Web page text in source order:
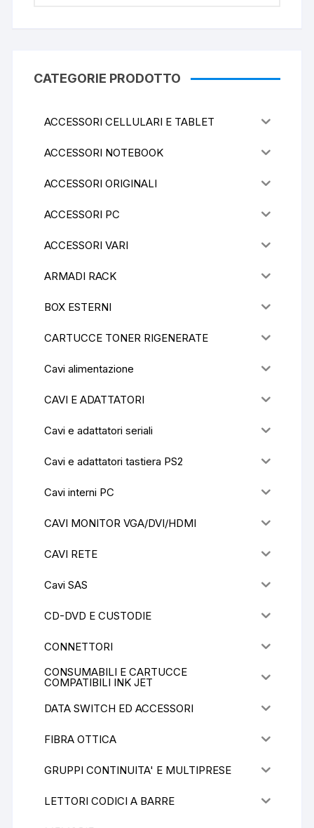
CATEGORIE PRODOTTO
ACCESSORI CELLULARI E TABLET
ACCESSORI NOTEBOOK
ACCESSORI ORIGINALI
ACCESSORI PC
ACCESSORI VARI
ARMADI RACK
BOX ESTERNI
CARTUCCE TONER RIGENERATE
Cavi alimentazione
CAVI E ADATTATORI
Cavi e adattatori seriali
Cavi e adattatori tastiera PS2
Cavi interni PC
CAVI MONITOR VGA/DVI/HDMI
CAVI RETE
Cavi SAS
CD-DVD E CUSTODIE
CONNETTORI
CONSUMABILI E CARTUCCE
COMPATIBILI INK JET
DATA SWITCH ED ACCESSORI
FIBRA OTTICA
GRUPPI CONTINUITA' E MULTIPRESE
LETTORI CODICI A BARRE